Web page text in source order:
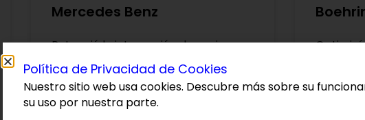
Mercedes Benz
Potenció la integración de equipos
remotos elevando un 25% el
engagement de sus colaboradores.
un
Política de Privacidad de Cookies
Nuestro sitio web usa cookies. Descubre más sobre su
su uso por nuestra parte.